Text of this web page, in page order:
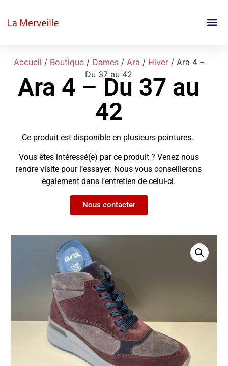
Accueil / Boutique/ Dames/ Ara / Hiver/ Ara 4 –
Du 37 au 42
Ara 4 – Du 37 au
42
Ce produit est disponible en plusieurs pointures.
Vous êtes intéressé(e) par ce produit ? Venez nous
rendre visite pour l’essayer. Nous vous conseillerons
également dans l’entretien de celui-ci.
Nous contacter